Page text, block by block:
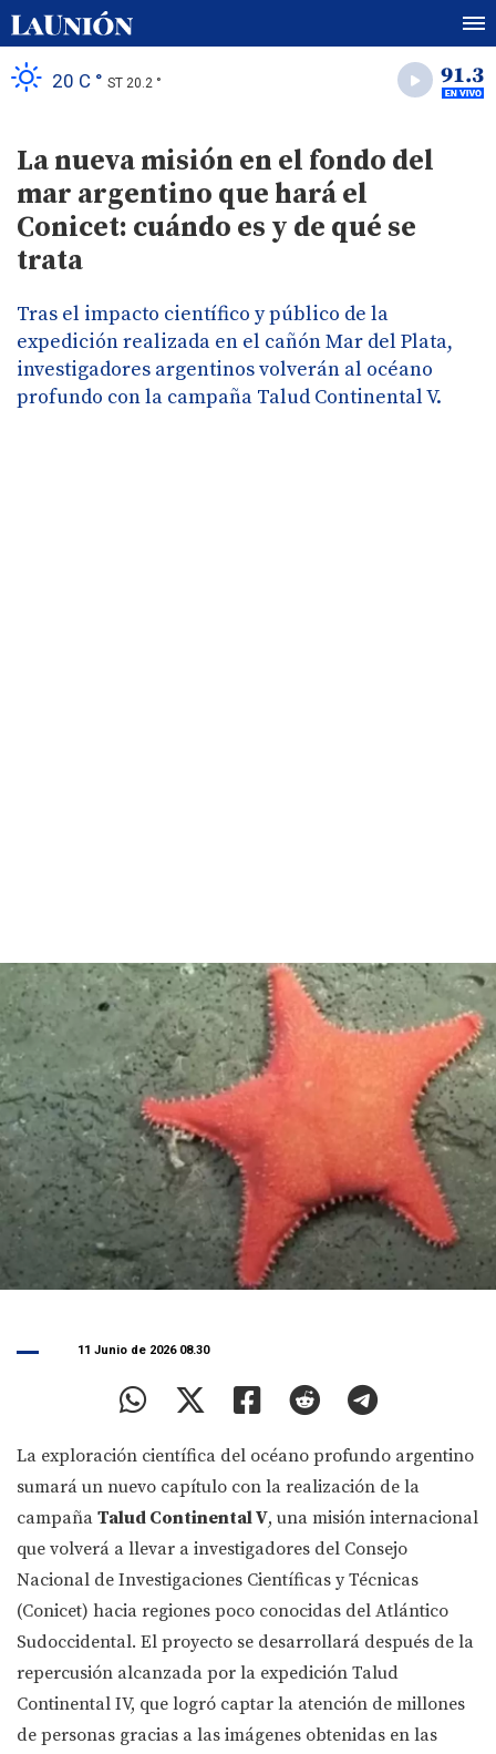
20 C ° ST 20.2 °
La nueva misión en el fondo del
mar argentino que hará el
Conicet: cuándo es y de qué se
trata
Tras el impacto científico y público de la
expedición realizada en el cañón Mar del Plata,
investigadores argentinos volverán al océano
profundo con la campaña Talud Continental V.
11 Junio de 2026 08.30
La exploración científica del océano profundo argentino
sumará un nuevo capítulo con la realización de la
campaña Talud Continental V, una misión internacional
que volverá a llevar a investigadores del Consejo
Nacional de Investigaciones Científicas y Técnicas
(Conicet) hacia regiones poco conocidas del Atlántico
Sudoccidental. El proyecto se desarrollará después de la
repercusión alcanzada por la expedición Talud
Continental IV, que logró captar la atención de millones
de personas gracias a las imágenes obtenidas en las